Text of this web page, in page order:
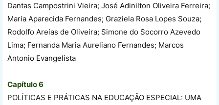
Dantas Campostrini Vieira; José Adinilton Oliveira Ferreira;
Maria Aparecida Fernandes; Graziela Rosa Lopes Souza;
Rodolfo Areias de Oliveira; Simone do Socorro Azevedo
Lima; Fernanda Maria Aureliano Fernandes; Marcos
Antonio Evangelista
Capítulo 6
POLÍTICAS E PRÁTICAS NA EDUCAÇÃO ESPECIAL: UMA